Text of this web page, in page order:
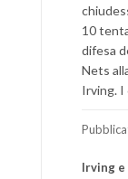
10
difesa
Nets
Irving. I
Irving